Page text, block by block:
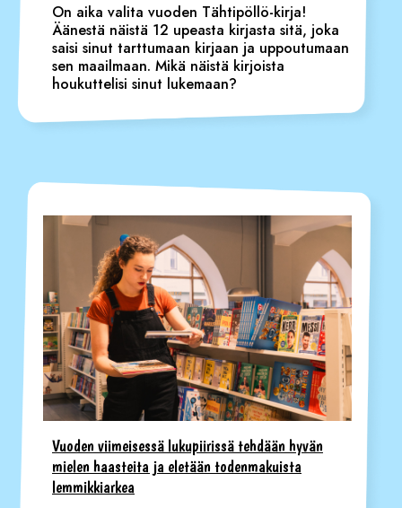
On aika valita vuoden Tähtipöllö-kirja!
Äänestä näistä 12 upeasta kirjasta sitä, joka
saisi sinut tarttumaan kirjaan ja uppoutumaan
sen maailmaan. Mikä näistä kirjoista
houkuttelisi sinut lukemaan?
Vuoden viimeisessä lukupiirissä tehdään hyvän
mielen haasteita ja eletään todenmakuista
lemmikkiarkea